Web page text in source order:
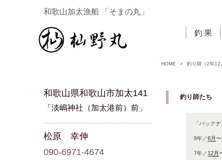
和歌山加太漁船 「そまの丸」
釣 果
HOME > 釣り師（2年12
釣り師たち
「バック
8年／6月 〜
7年／ 12月
和歌山県和歌山市加太141
「淡嶋神社（加太港前）前」
松原 幸伸
090-6971-4674